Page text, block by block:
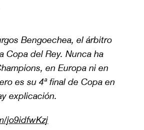
Bengoechea, el árbitro
Copa del Rey. Nunca ha
en Europa ni en
es su 4ª final de Copa en
explicación.
jo9idfwKzj